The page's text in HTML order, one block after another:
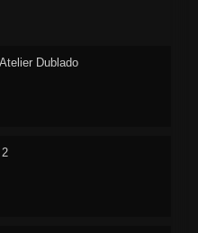
Dublado